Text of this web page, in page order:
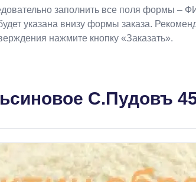
заполнить все поля формы –
указана внизу формы заказа.
нажмите кнопку «Заказать».
С.Пудовъ